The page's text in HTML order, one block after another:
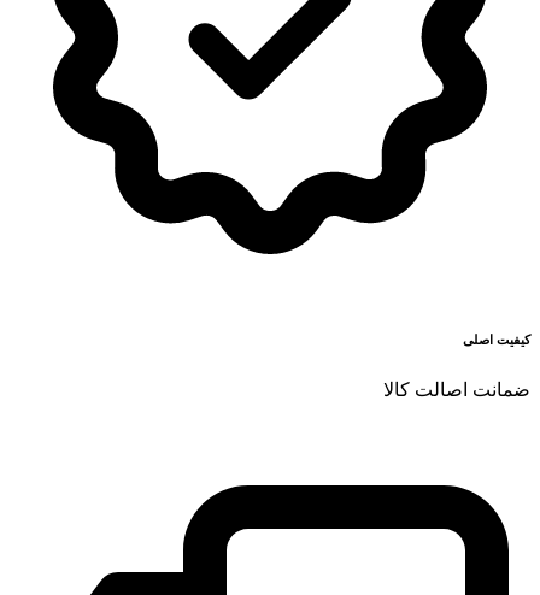
کیفیت اصلی
ضمانت اصالت کالا